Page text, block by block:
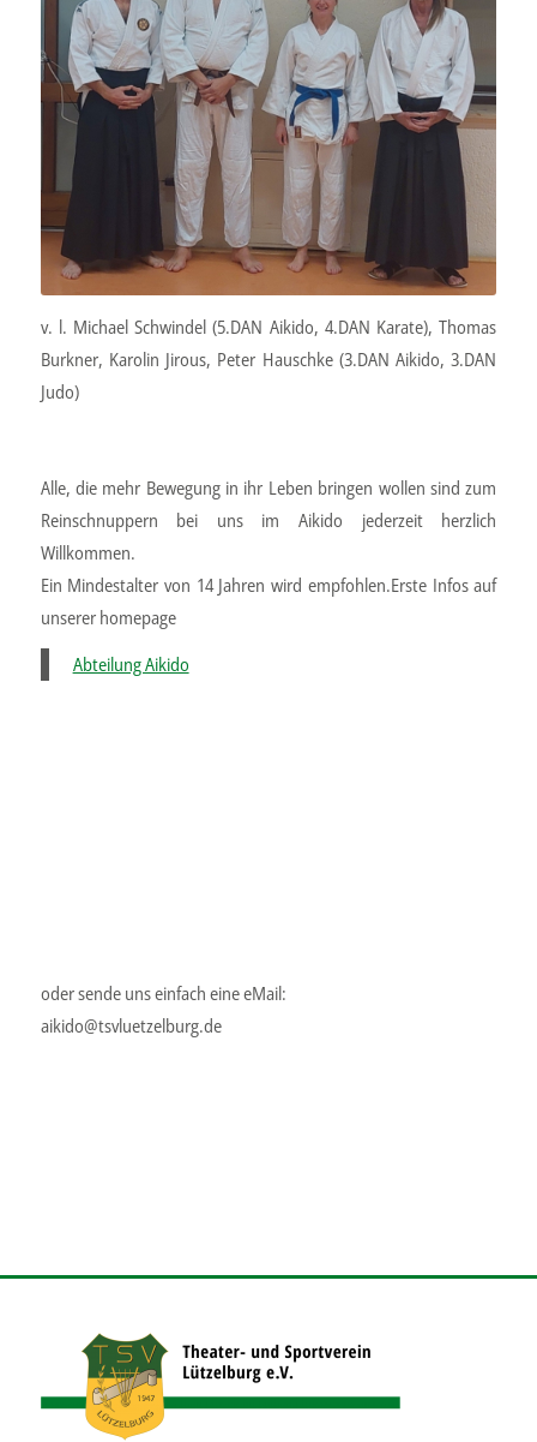
v. l. Michael Schwindel (5.DAN Aikido, 4.DAN Karate), Thomas
Burkner, Karolin Jirous, Peter Hauschke (3.DAN Aikido, 3.DAN
Judo)
Alle, die mehr Bewegung in ihr Leben bringen wollen sind zum
Reinschnuppern bei uns im Aikido jederzeit herzlich
Willkommen.
Ein Mindestalter von 14 Jahren wird empfohlen.Erste Infos auf
unserer homepage
Abteilung Aikido
oder sende uns einfach eine eMail:
aikido@tsvluetzelburg.de